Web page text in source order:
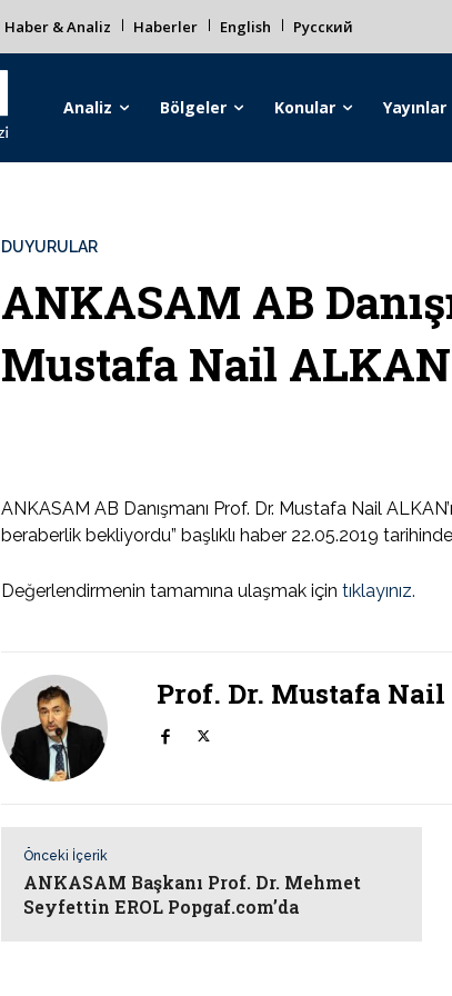
Haber & Analiz Haberler English Русский
Analiz Bölgeler Konular Yayınlar
DUYURULAR
ANKASAM AB
Mustafa Nail ALKAN
ANKASAM AB Danışmanı Prof. Dr. Mustafa Nail
beraberlik bekliyordu” başlıklı haber 22.05.2019
Değerlendirmenin tamamına ulaşmak için tıklayınız.
Prof. Dr. Mustafa
Önceki İçerik
ANKASAM Başkanı Prof. Dr. Mehmet
Seyfettin EROL Popgaf.com’da